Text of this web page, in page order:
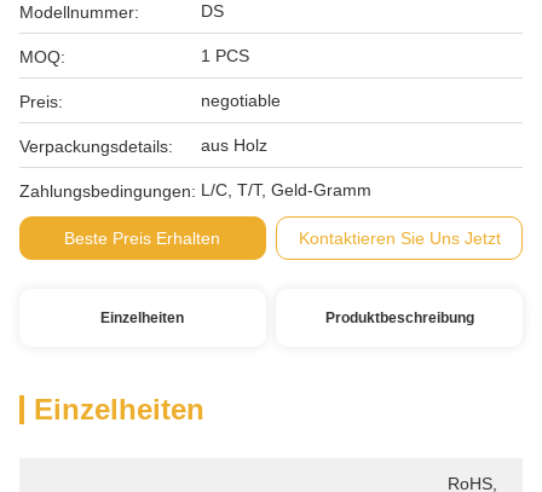
Modellnummer: DS
MOQ: 1 PCS
Preis: negotiable
Verpackungsdetails: aus Holz
Zahlungsbedingungen: L/C, T/T, Geld-Gramm
Beste Preis Erhalten Kontaktieren Sie Uns Jetzt
Einzelheiten Produktbeschreibung
Einzelheiten
RoHS,